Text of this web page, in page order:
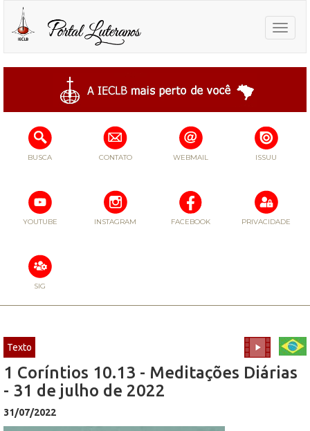
Toggle
BUSCA CONTATO WEBMAIL ISSUU
YOUTUBE INSTAGRAM FACEBOOK PRIVACIDADE
SIG
Texto
1 Coríntios 10.13 - Meditações Diárias
- 31 de julho de 2022
31/07/2022